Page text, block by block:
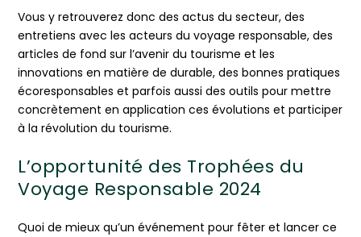
Vous y retrouverez donc des actus du secteur, des
entretiens avec les acteurs du voyage responsable, des
articles de fond sur l’avenir du tourisme et les
innovations en matière de durable, des bonnes pratiques
écoresponsables et parfois aussi des outils pour mettre
concrètement en application ces évolutions et participer
à la révolution du tourisme.
L’opportunité des Trophées du
Voyage Responsable 2024
Quoi de mieux qu’un événement pour fêter et lancer ce